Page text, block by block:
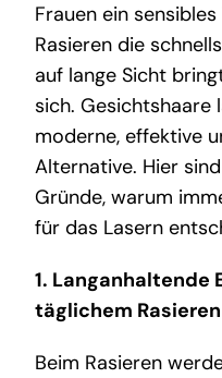
Frauen ein
Rasieren die
auf lange Sicht
sich. Gesichtshaare
moderne, effektive
Alternative. Hier
Gründe, warum
für das Lasern
1. Langanhaltende
täglichem Rasieren
Beim Rasieren